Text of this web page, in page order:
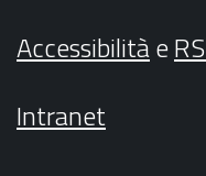
Accessibilitàe
Intranet